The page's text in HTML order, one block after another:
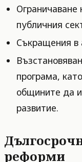
Ограничаване
публичния
Съкращения в
програма,
общините да
развитие.
реформи